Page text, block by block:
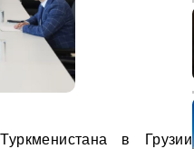
в Грузии